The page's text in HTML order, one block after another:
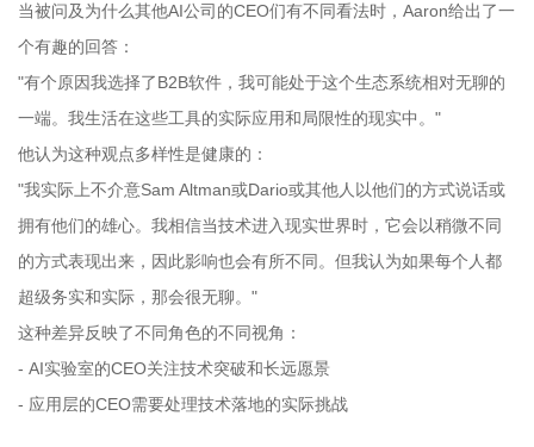
当被问及为什么其他AI公司的CEO们有不同看法时，Aaron给出了一
个有趣的回答：
"有个原因我选择了B2B软件，我可能处于这个生态系统相对无聊的
一端。我生活在这些工具的实际应用和局限性的现实中。"
他认为这种观点多样性是健康的：
"我实际上不介意Sam Altman或Dario或其他人以他们的方式说话或
拥有他们的雄心。我相信当技术进入现实世界时，它会以稍微不同
的方式表现出来，因此影响也会有所不同。但我认为如果每个人都
超级务实和实际，那会很无聊。"
这种差异反映了不同角色的不同视角：
- AI实验室的CEO关注技术突破和长远愿景
- 应用层的CEO需要处理技术落地的实际挑战